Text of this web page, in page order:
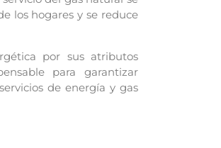
los hogares y se reduce
por sus atributos
para garantizar
de energía y gas